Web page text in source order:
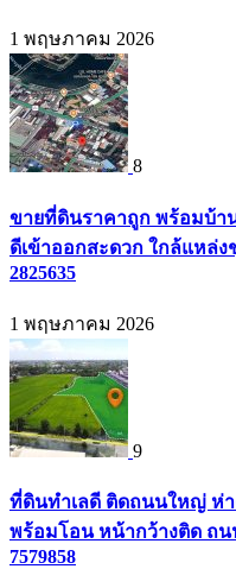
1 พฤษภาคม 2026
8
ขายที่ดินราคาถูก พร้อมบ้าน
ดีเข้าออกสะดวก ใกล้แหล่
2825635
1 พฤษภาคม 2026
9
ที่ดินทำเลดี ติดถนนใหญ่ ห่า
พร้อมโอน หน้ากว้างติด ถน
7579858